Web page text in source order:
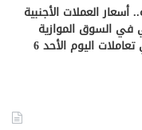
أسعار العملات الأجنبية
في السوق الموازية
والبنوك السودانية في تعاملات اليوم الأحد 6